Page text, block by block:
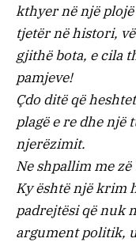
kthyer në një
tjetër në histori,
gjithë bota, e cila
pamjeve!
Çdo ditë që
plagë e re dhe një
njerëzimit.
Ne shpallim me zë
Ky është një krim
padrejtësi që nuk
argument politik,